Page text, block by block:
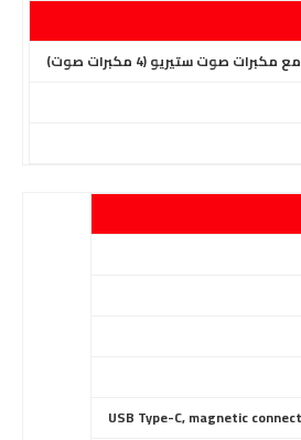
مع مكبرات صوت ستيريو (4 مكبرات صوت)